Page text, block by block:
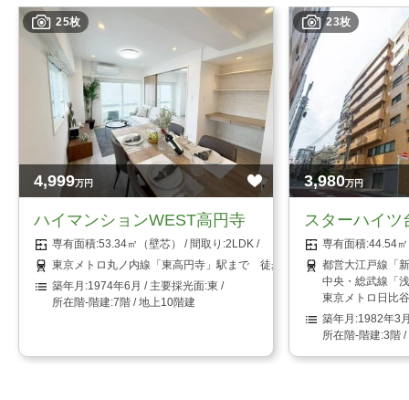
25枚
4,999万円
ハイマンションWEST高円寺
53.34㎡（壁芯）
2LDK
東京メトロ丸ノ内線「東高円寺」駅まで 徒歩1分
1974年6月
東
7階 / 地上10階建
23枚
3,980万円
スターハイツ
44.54
都営大江戸線「
中央・総武線「
東京メトロ日比
1982年3
3階 /